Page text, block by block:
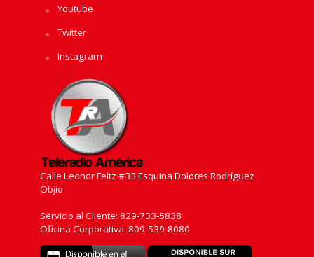
Youtube
Twitter
Instagram
Calle Leonor Feltz #33 Esquina Dolores Rodríguez
Objio
Servicio al Cliente: 829-733-5838
Oficina Corporativa: 809-539-8080